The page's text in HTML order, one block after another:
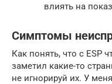
влиять на
Симптомы
Как понять, что с ESP
заметил какие-то
не игнорируй их. У